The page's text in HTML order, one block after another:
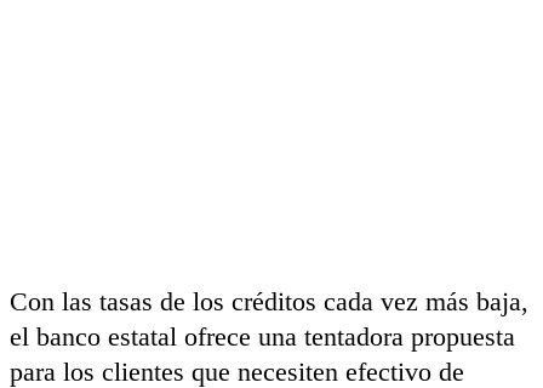
Con las tasas de los créditos cada vez más baja,
el banco estatal ofrece una tentadora propuesta
para los clientes que necesiten efectivo de